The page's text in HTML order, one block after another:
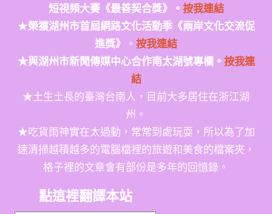
短視頻大賽《最善契合獎》。 按我連結
★榮獲湖州市首屆網路文化活動季《兩岸文化交流促
進獎》
。 按我連結
★與湖州市新聞傳媒中心合作南太湖號專欄。 按我連
結
★土生土長的臺灣台南人，目前大多居住在浙江湖
州。
★吃貨雨神實在太過動，常常到處玩耍，所以為了加
速清掃越積越多的電腦檔裡的旅遊和美食的檔案夾，
格子裡的文章會有部份是多年的回憶錄。
點這裡翻譯本站